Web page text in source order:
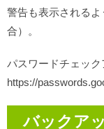
警告も表示される
合）。
パスワードチェック
https://
バックア